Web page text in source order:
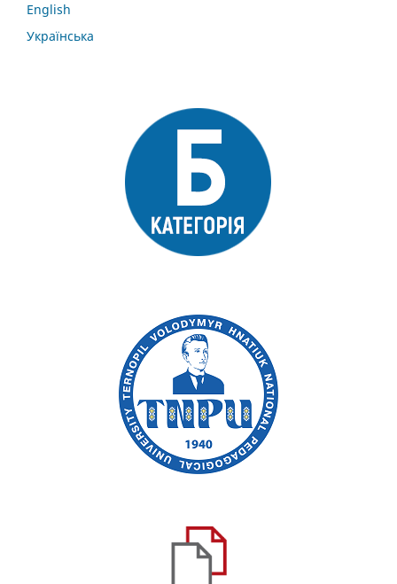
English
Українська